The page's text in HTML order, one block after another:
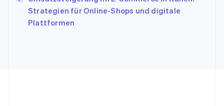
Strategien für Online-Shops und digitale
Plattformen
English
Liechtenstein
DeutschEnglish